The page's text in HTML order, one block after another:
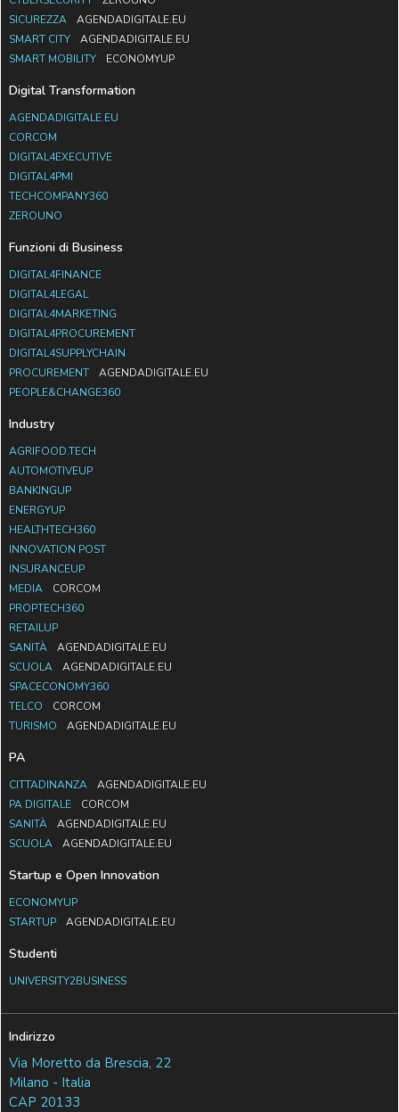
SICUREZZA
AGENDADIGITALE.EU
SMART CITY
AGENDADIGITALE.EU
SMART MOBILITY
ECONOMYUP
Digital Transformation
AGENDADIGITALE.EU
CORCOM
DIGITAL4EXECUTIVE
DIGITAL4PMI
TECHCOMPANY360
ZEROUNO
Funzioni di Business
DIGITAL4FINANCE
DIGITAL4LEGAL
DIGITAL4MARKETING
DIGITAL4PROCUREMENT
DIGITAL4SUPPLYCHAIN
PROCUREMENT
AGENDADIGITALE.EU
PEOPLE&CHANGE360
Industry
AGRIFOOD.TECH
AUTOMOTIVEUP
BANKINGUP
ENERGYUP
HEALTHTECH360
INNOVATION POST
INSURANCEUP
MEDIA
CORCOM
PROPTECH360
RETAILUP
SANITÀ
AGENDADIGITALE.EU
SCUOLA
AGENDADIGITALE.EU
SPACECONOMY360
TELCO
CORCOM
TURISMO
AGENDADIGITALE.EU
PA
CITTADINANZA
AGENDADIGITALE.EU
PA DIGITALE
CORCOM
SANITÀ
AGENDADIGITALE.EU
SCUOLA
AGENDADIGITALE.EU
Startup e Open Innovation
ECONOMYUP
STARTUP
AGENDADIGITALE.EU
Studenti
UNIVERSITY2BUSINESS
Indirizzo
Via Moretto da Brescia, 22
Milano - Italia
CAP 20133